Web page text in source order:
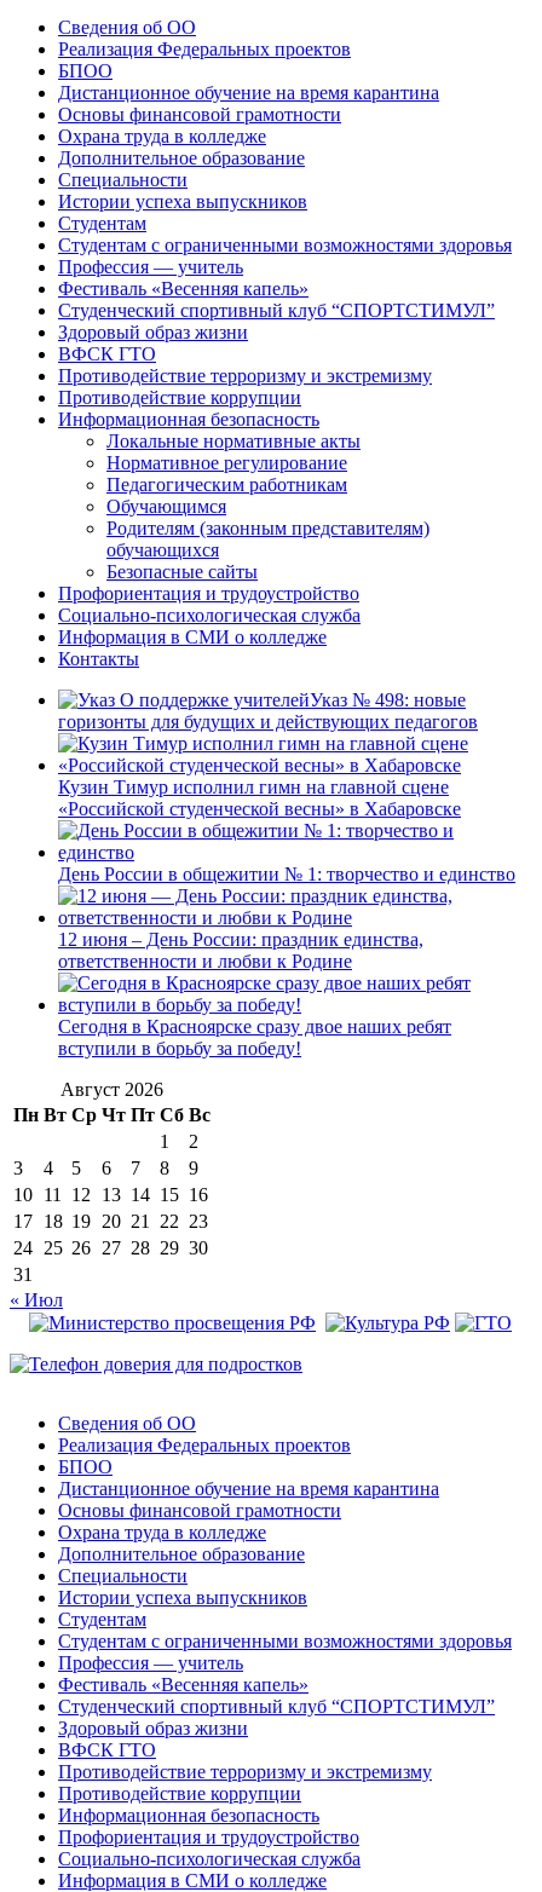
Сведения об ОО
Реализация Федеральных проектов
БПОО
Дистанционное обучение на время карантина
Основы финансовой грамотности
Охрана труда в колледже
Дополнительное образование
Специальности
Истории успеха выпускников
Студентам
Студентам с ограниченными возможностями здоровья
Профессия — учитель
Фестиваль «Весенняя капель»
Студенческий спортивный клуб “СПОРТСТИМУЛ”
Здоровый образ жизни
ВФСК ГТО
Противодействие терроризму и экстремизму
Противодействие коррупции
Информационная безопасность
Локальные нормативные акты
Нормативное регулирование
Педагогическим работникам
Обучающимся
Родителям (законным представителям)
обучающихся
Безопасные сайты
Профориентация и трудоустройство
Социально-психологическая служба
Информация в СМИ о колледже
Контакты
Указ № 498: новые
горизонты для будущих и действующих педагогов
Кузин Тимур исполнил гимн на главной сцене
«Российской студенческой весны» в Хабаровске
День России в общежитии № 1: творчество и единство
12 июня – День России: праздник единства,
ответственности и любви к Родине
Сегодня в Красноярске сразу двое наших ребят
вступили в борьбу за победу!
Август 2026
Пн Вт Ср Чт Пт Сб Вс
1
2
3
4 5 6 7 8
9
10 11 12 13 14 15 16
17 18 19 20 21 22 23
24 25 26 27 28 29 30
31
« Июл
Сведения об ОО
Реализация Федеральных проектов
БПОО
Дистанционное обучение на время карантина
Основы финансовой грамотности
Охрана труда в колледже
Дополнительное образование
Специальности
Истории успеха выпускников
Студентам
Студентам с ограниченными возможностями здоровья
Профессия — учитель
Фестиваль «Весенняя капель»
Студенческий спортивный клуб “СПОРТСТИМУЛ”
Здоровый образ жизни
ВФСК ГТО
Противодействие терроризму и экстремизму
Противодействие коррупции
Информационная безопасность
Профориентация и трудоустройство
Социально-психологическая служба
Информация в СМИ о колледже